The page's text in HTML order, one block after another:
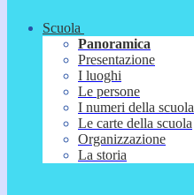
Scuola
Panoramica
Presentazione
I luoghi
Le persone
I numeri della scuola
Le carte della scuola
Organizzazione
La storia